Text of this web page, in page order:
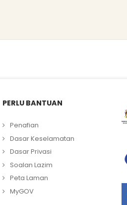
PERLU BANTUAN
Penafian
Dasar Keselamatan
Dasar Privasi
Soalan Lazim
Peta Laman
MyGOV